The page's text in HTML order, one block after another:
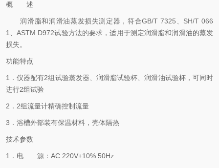
概 述
润滑脂和润滑油蒸发损失测定器，符合GB/T 7325、SH/T 066
1、ASTM D972试验方法的要求，适用于测定润滑脂和润滑油的蒸发
损失。
功能特点
1．仪器配有2组试验蒸发器、润滑脂试验杯、润滑油试验杯，可同时
进行2组试验
2．2组流量计精确控制流量
3．浴槽外部装有保温材料，壳体隔热
技术参数
1．电 源：AC 220V±10% 50Hz